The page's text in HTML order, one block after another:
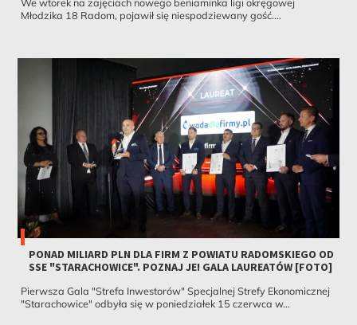
Młodzika 18 Radom, pojawił się niespodziewany gość....
PONAD MILIARD PLN DLA FIRM Z POWIATU RADOMSKIEGO OD
SSE "STARACHOWICE". POZNAJ JE! GALA LAUREATÓW [FOTO]
Pierwsza Gala "Strefa Inwestorów" Specjalnej Strefy Ekonomicznej
"Starachowice" odbyła się w poniedziałek 15 czerwca w...